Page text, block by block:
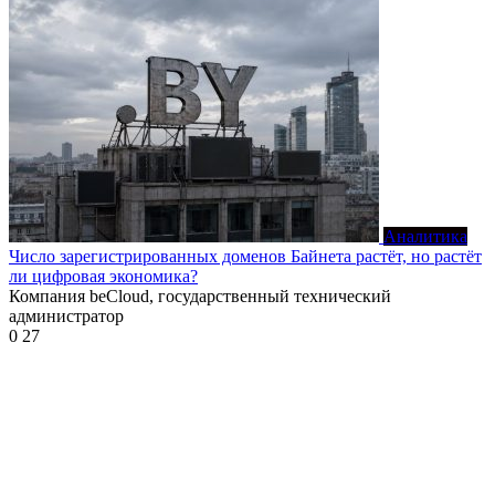
Аналитика
Число зарегистрированных доменов Байнета растёт, но растёт
ли цифровая экономика?
Компания beCloud, государственный технический
администратор
0 27